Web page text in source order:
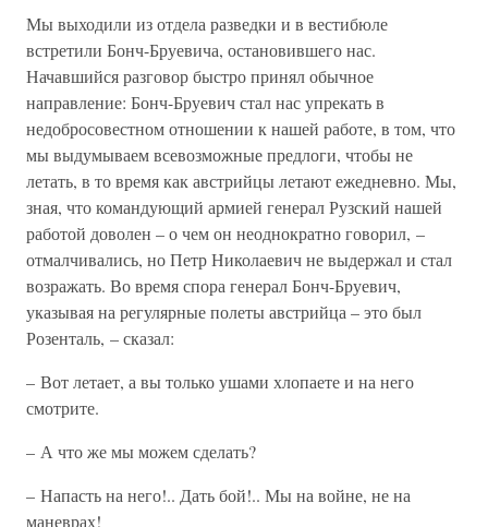
Мы выходили из отдела разведки и в вестибюле
встретили Бонч-Бруевича, остановившего нас.
Начавшийся разговор быстро принял обычное
направление: Бонч-Бруевич стал нас упрекать в
недобросовестном отношении к нашей работе, в том, что
мы выдумываем всевозможные предлоги, чтобы не
летать, в то время как австрийцы летают ежедневно. Мы,
зная, что командующий армией генерал Рузский нашей
работой доволен – о чем он неоднократно говорил, –
отмалчивались, но Петр Николаевич не выдержал и стал
возражать. Во время спора генерал Бонч-Бруевич,
указывая на регулярные полеты австрийца – это был
Розенталь, – сказал:
– Вот летает, а вы только ушами хлопаете и на него
смотрите.
– А что же мы можем сделать?
– Напасть на него!.. Дать бой!.. Мы на войне, не на
маневрах!